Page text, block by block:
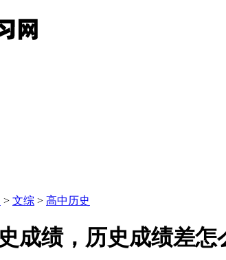
> 文综 > 高中历史
成绩，历史成绩差怎